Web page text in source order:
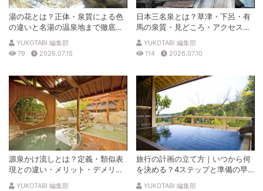
湯の花とは？正体・泉質による色
の違いと名湯の温泉地まで徹底解
説
YUKOTABI 編集部
79
2026.07.15
日本三名泉とは？草津・下呂・有
馬の泉質・見どころ・アクセスを
徹底解説
YUKOTABI 編集部
114
2026.07.10
源泉かけ流しとは？定義・類似表
現との違い・メリット・デメリッ
トを解説
YUKOTABI 編集部
旅行の計画の立て方｜いつから何
を決める？4ステップと準備の早
見表
YUKOTABI 編集部